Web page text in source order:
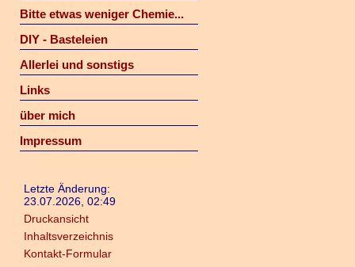
Bitte etwas weniger Chemie...
DIY - Basteleien
Allerlei und sonstigs
Links
über mich
Impressum
Letzte Änderung:
23.07.2026, 02:49
Druckansicht
Inhaltsverzeichnis
Kontakt-Formular